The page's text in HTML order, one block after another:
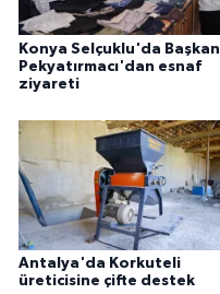
Konya Selçuklu'da Başkan
Pekyatırmacı'dan esnaf
ziyareti
Antalya'da Korkuteli
üreticisine çifte destek